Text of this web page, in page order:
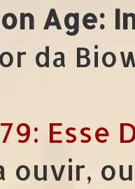
Age:
da
Esse
ouvir,